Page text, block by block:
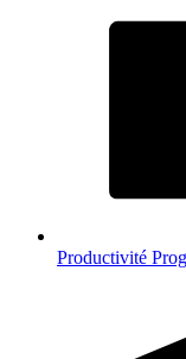
Productivité